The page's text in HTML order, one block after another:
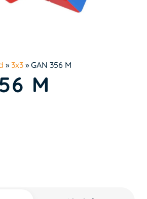
» 3x3 » GAN 356 M
M